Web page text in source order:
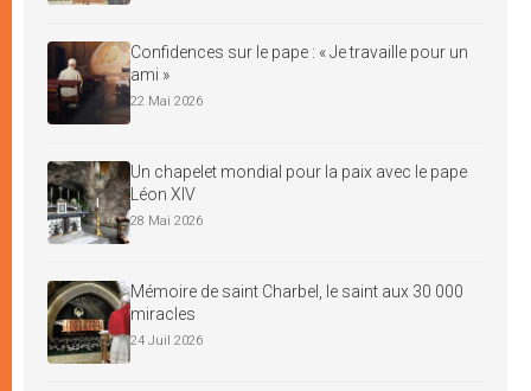
Confidences sur le pape : « Je travaille pour un
ami »
22 Mai 2026
Un chapelet mondial pour la paix avec le pape
Léon XIV
28 Mai 2026
Mémoire de saint Charbel, le saint aux 30 000
miracles
24 Juil 2026